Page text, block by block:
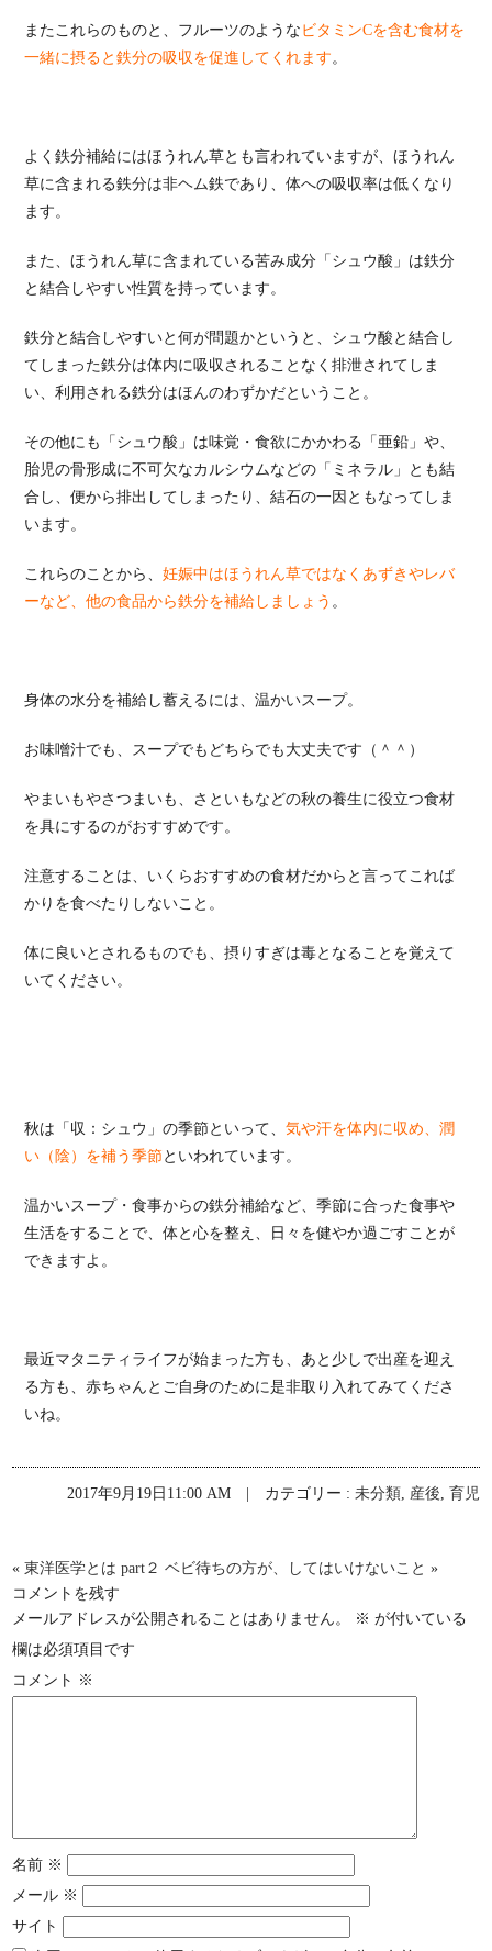
またこれらのものと、フルーツのような ビタミンCを含む食材を
一緒に摂ると鉄分の吸収を促進してくれます。
よく鉄分補給にはほうれん草とも言われていますが、ほうれん
草に含まれる鉄分は非ヘム鉄であり、体への吸収率は低くなり
ます。
また、ほうれん草に含まれている苦み成分「シュウ酸」は鉄分
と結合しやすい性質を持っています。
鉄分と結合しやすいと何が問題かというと、シュウ酸と結合し
てしまった鉄分は体内に吸収されることなく排泄されてしま
い、利用される鉄分はほんのわずかだということ。
その他にも「シュウ酸」は味覚・食欲にかかわる「亜鉛」や、
胎児の骨形成に不可欠なカルシウムなどの「ミネラル」とも結
合し、便から排出してしまったり、結石の一因ともなってしま
います。
これらのことから、 妊娠中はほうれん草ではなくあずきやレバ
ーなど、他の食品から鉄分を補給しましょう 。
身体の水分を補給し蓄えるには、温かいスープ。
お味噌汁でも、スープでもどちらでも大丈夫です（＾＾）
やまいもやさつまいも、さといもなどの秋の養生に役立つ食材
を具にするのがおすすめです。
注意することは、いくらおすすめの食材だからと言ってこれば
かりを食べたりしないこと。
体に良いとされるものでも、摂りすぎは毒となることを覚えて
いてください。
秋は「収：シュウ」の季節といって、 気や汗を体内に収め、潤
い（陰）を補う季節といわれています。
温かいスープ・食事からの鉄分補給など、季節に合った食事や
生活をすることで、体と心を整え、日々を健やか過ごすことが
できますよ。
最近マタニティライフが始まった方も、あと少しで出産を迎え
る方も、赤ちゃんとご自身のために是非取り入れてみてくださ
いね。
2017年9月19日11:00 AM | カテゴリー : 未分類, 産後, 育児
«東洋医学とは part２ ベビ待ちの方が、してはいけないこと »
コメントを残す
メールアドレスが公開されることはありません。
※ が付いている
欄は必須項目です
コメント ※
名前 ※
メール ※
サイト